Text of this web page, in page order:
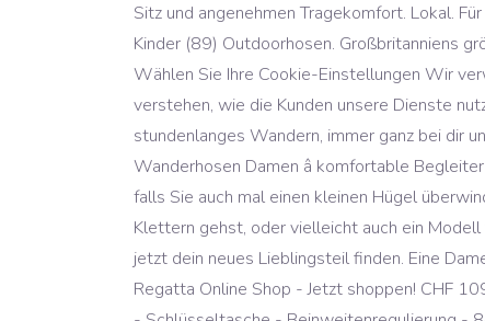
Sitz und angenehmen Tragekomfort. Lokal.
Kinder (89) Outdoorhosen. Großbritanniens
Wählen Sie Ihre Cookie-Einstellungen Wir
verstehen, wie die Kunden unsere Dienste
stundenlanges Wandern, immer ganz bei dir
Wanderhosen Damen â komfortable
falls Sie auch mal einen kleinen Hügel
Klettern gehst, oder vielleicht auch ein Modell
jetzt dein neues Lieblingsteil finden. Eine
Regatta Online Shop - Jetzt shoppen! CHF